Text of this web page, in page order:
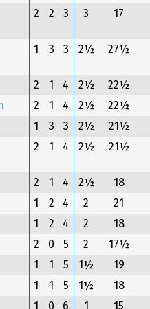
2 2 3 3 17
1 3 3 2½ 27½
2 1 4 2½ 22½
2 1 4 2½ 22½
1 3 3 2½ 21½
2 1 4 2½ 21½
2 1 4 2½
18
1 2 4 2
21
1 2 4 2
18
2 0 5 2
17½
1 1 5 1½
19
1 1 5 1½
18
1 0 6 1 15